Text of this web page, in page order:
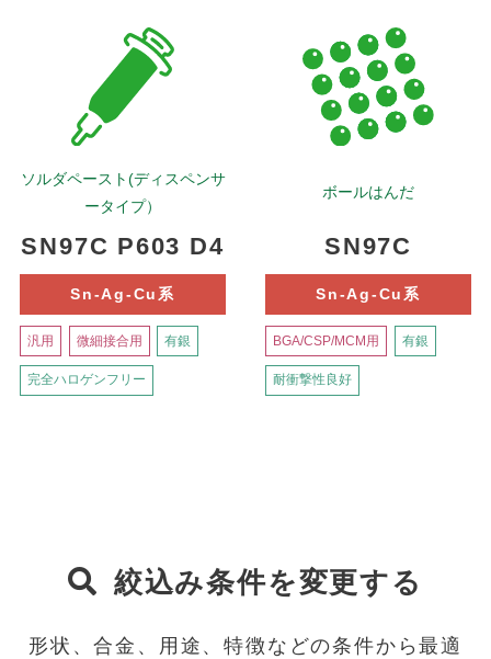
ソルダペースト(ディスペンサ
ータイプ）
SN97C P603 D4
Sn-Ag-Cu系
汎用 微細接合用 有銀
完全ハロゲンフリー
ボールはんだ
SN97C
Sn-Ag-Cu系
BGA/CSP/MCM用 有銀
耐衝撃性良好
絞込み条件を変更する
形状、合金、用途、特徴などの条件から最適